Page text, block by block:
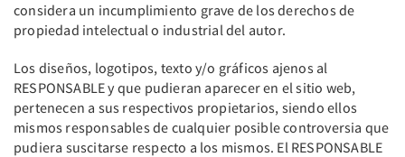
considera un incumplimiento grave de los derechos de
propiedad intelectual o industrial del autor.
Los diseños, logotipos, texto y/o gráficos ajenos al
RESPONSABLE y que pudieran aparecer en el sitio web,
pertenecen a sus respectivos propietarios, siendo ellos
mismos responsables de cualquier posible controversia que
pudiera suscitarse respecto a los mismos. El RESPONSABLE